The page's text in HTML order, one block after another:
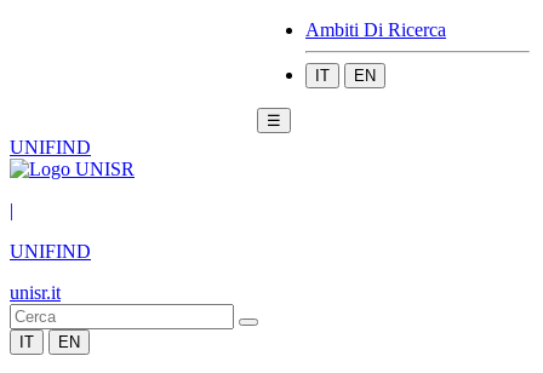
Ambiti Di Ricerca
IT EN
☰
UNIFIND
|
UNIFIND
unisr.it
IT EN